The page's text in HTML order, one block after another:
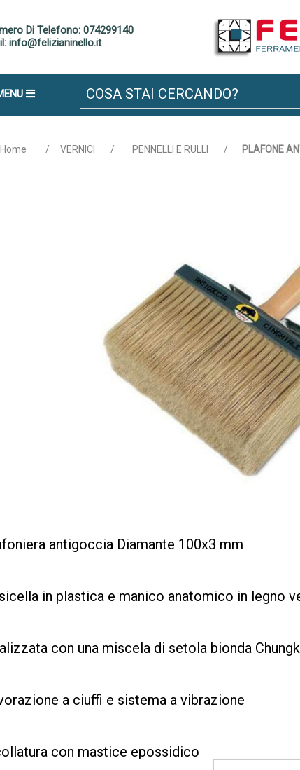
Di Telefono: 074299140
info@felizianinello.it
Home / VERNICI / PENNELLI E RULLI / PLAFONE
antigoccia Diamante 100x3 mm
in plastica e manico anatomico in legno
con una miscela di setola bionda
a ciuffi e sistema a vibrazione
con mastice epossidico